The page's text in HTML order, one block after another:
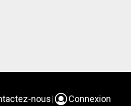
nous| Connexion